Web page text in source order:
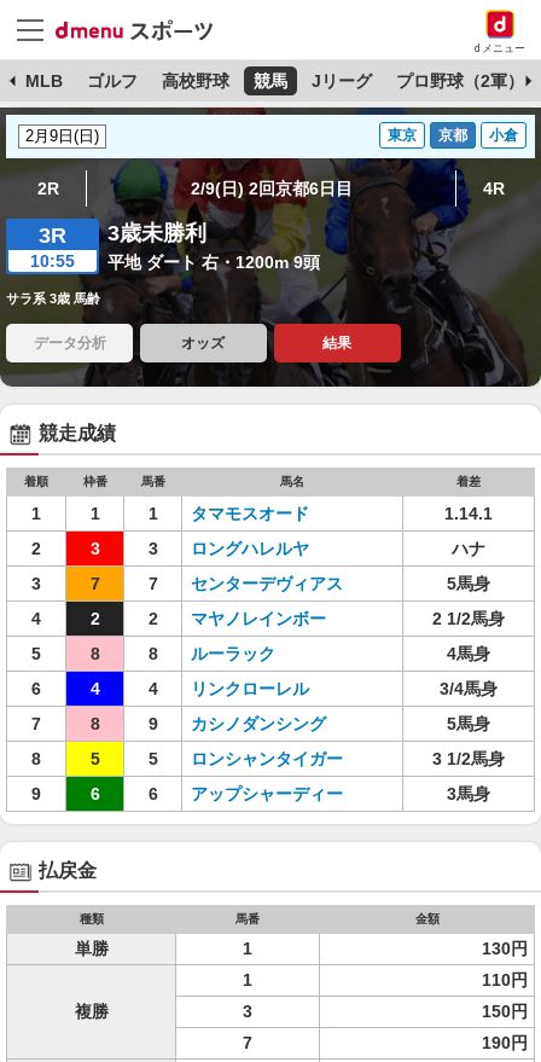
dメニュー
MLB ゴルフ 高校野球 競馬 Jリーグ プロ野球（2軍）
東京 京都 小倉
2R 2/9(日) 2回京都6日目 4R
3R
10:55
3歳未勝利
平地 ダート 右・1200m 9頭
サラ系 3歳 馬齢
データ分析 オッズ 結果
競走成績
着順 枠番 馬番 馬名 着差
1 1 1 タマモスオード
1.14.1
2
3 3 ロングハレルヤ
ハナ
3
7 7 センターデヴィアス
5馬身
4
2 2 マヤノレインボー
2 1/2馬身
5
8 8 ルーラック
4馬身
6
4 4 リンクローレル
3/4馬身
7
8 9 カシノダンシング
5馬身
8
5 5 ロンシャンタイガー
3 1/2馬身
9
6 6 アップシャーディー 3馬身
払戻金
種類 馬番 金額
単勝 1 130円
複勝
1
110円
3
150円
7
190円